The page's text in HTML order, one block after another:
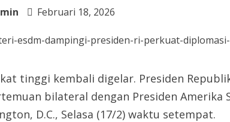
Februari 18, 2026
tinggi kembali digelar. Presiden
bilateral dengan Presiden
D.C., Selasa (17/2) waktu setempat.